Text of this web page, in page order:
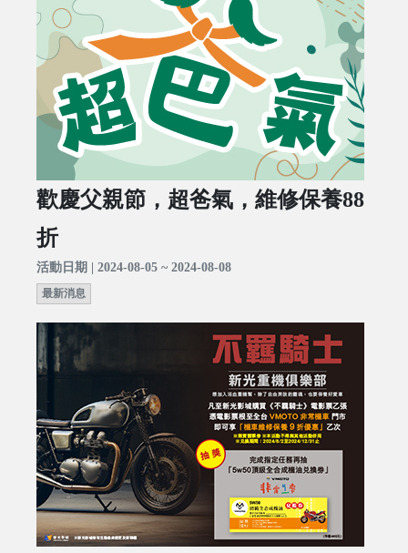
歡慶父親節，超爸氣，維修保養88
折
活動日期 | 2024-08-05 ~ 2024-08-08
最新消息